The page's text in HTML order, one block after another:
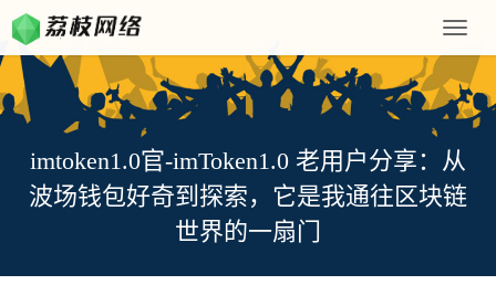
Toggle
imtoken1.0官-imToken1.0 老用户分享：从
波场钱包好奇到探索，它是我通往区块链
世界的一扇门